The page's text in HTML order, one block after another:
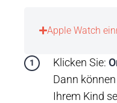
Apple Watch
Klicken Sie:
Dann
Ihrem Kind